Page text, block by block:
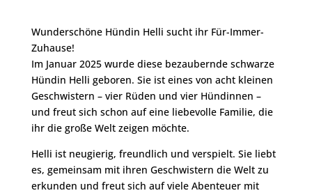
Wunderschöne Hündin Helli sucht ihr Für-Immer-
Zuhause!
Im Januar 2025 wurde diese bezaubernde schwarze
Hündin Helli geboren. Sie ist eines von acht kleinen
Geschwistern – vier Rüden und vier Hündinnen –
und freut sich schon auf eine liebevolle Familie, die
ihr die große Welt zeigen möchte.
Helli ist neugierig, freundlich und verspielt. Sie liebt
es, gemeinsam mit ihren Geschwistern die Welt zu
erkunden und freut sich auf viele Abenteuer mit